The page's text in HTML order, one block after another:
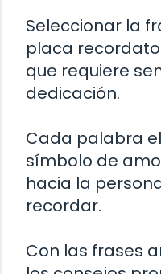
Seleccionar la
placa
que requiere
dedicación.
Cada palabra
símbolo de
hacia la
recordar.
Con las frases